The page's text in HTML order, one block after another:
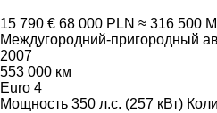
15 790 € 68 000 PLN ≈ 316 500
Междугородний-пригородный
2007
553 000 км
Euro 4
Мощность 350 л.с. (257 кВт)